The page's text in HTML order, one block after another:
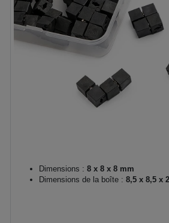
Dimensions : 8 x 8 x 8 mm
Dimensions de la boîte : 8,5 x 8,5 x